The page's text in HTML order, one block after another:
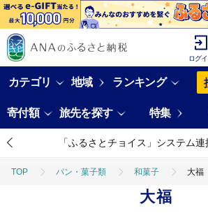
ログ
カテゴリ 地域 ランキング
寄付額 旅先を探す 特集
「ふるさとチョイス」システム
TOP パン・菓子類 和菓子 大福
大福